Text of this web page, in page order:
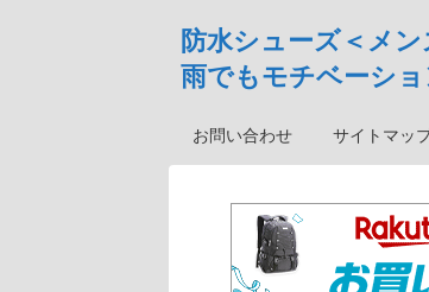
防水シューズ＜メン
雨でもモチベーシ
お問い合わせ サイトマッ